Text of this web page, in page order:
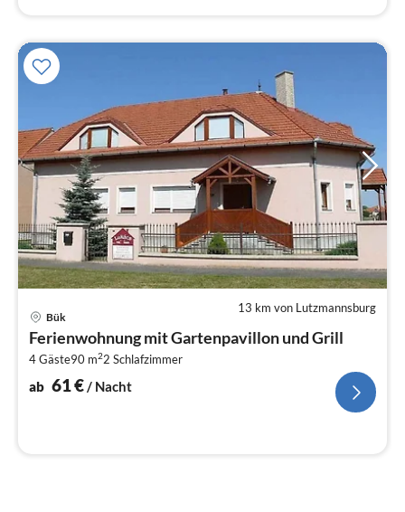
13 km von Lutzmannsburg
Bük
Ferienwohnung mit Gartenpavillon und Grill
4 Gäste90 m22 Schlafzimmer
ab 61€/ Nacht